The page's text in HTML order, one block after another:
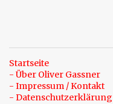
Startseite
- Über Oliver Gassner
- Impressum / Kontakt
- Datenschutzerklärung